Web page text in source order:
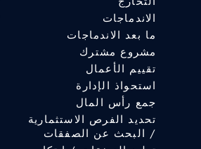
الاندماجات
ما بعد الاندماجات
مشروع مشترك
تقييم الأعمال
استحواذ الإدارة
جمع رأس المال
تحديد الفرص الاستثمارية
/ البحث عن الصفقات